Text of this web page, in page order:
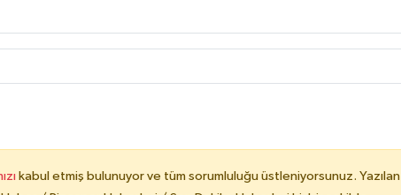
kabul etmiş bulunuyor ve tüm sorumluluğu üstleniyorsunuz. Yazılan